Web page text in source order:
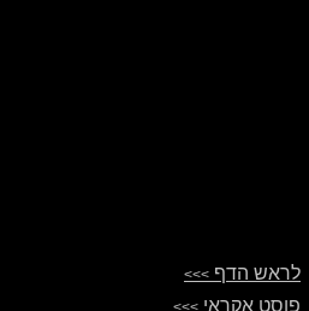
לראש הדף >>>
פוסט אקראי >>>